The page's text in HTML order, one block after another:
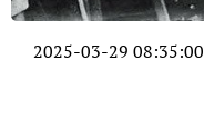
2025-03-29 08:35:00